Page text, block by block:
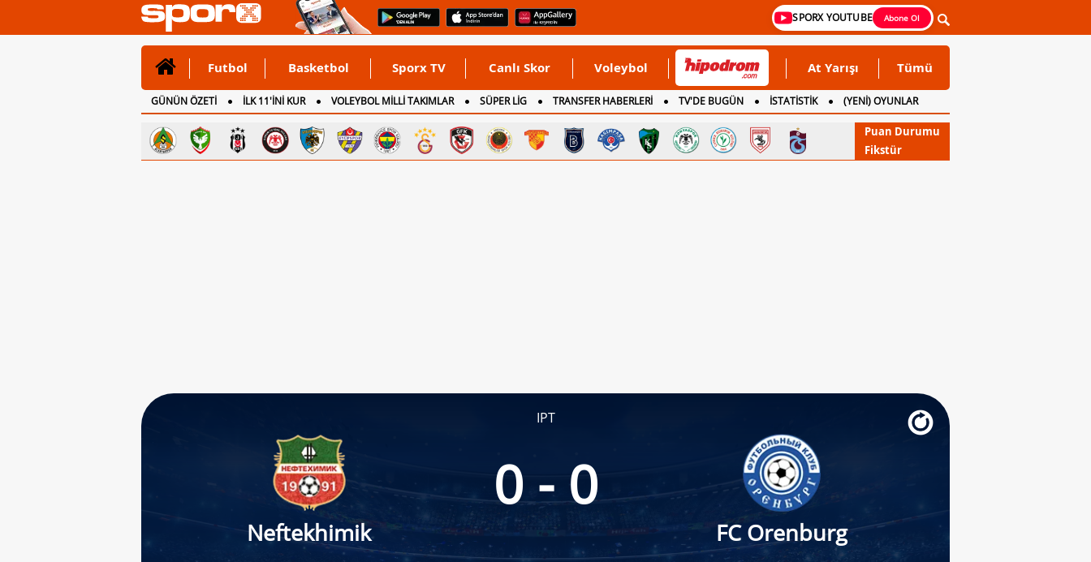
SPORX YOUTUBE Abone Ol
Futbol Basketbol Sporx TV Canlı Skor Voleybol At Yarışı Tümü
GÜNÜN ÖZETİ İLK 11'İNİ KUR VOLEYBOL MİLLİ TAKIMLAR SÜPER LİG TRANSFER HABERLERİ TV'DE BUGÜN İSTATİSTİK
(YENİ) OYUNLAR
CANLI ANLATIM
İNGİLTERE
Puan Durumu
Fikstür
IPT
Neftekhimik
0 - 0
FC Orenburg